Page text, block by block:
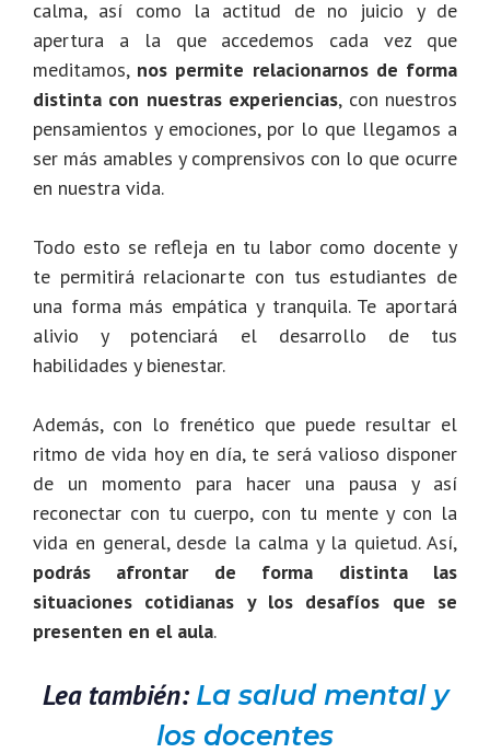
calma, así como la actitud de no juicio y de
apertura a la que accedemos cada vez que
meditamos, nos permite relacionarnos de forma
distinta con nuestras experiencias, con nuestros
pensamientos y emociones, por lo que llegamos a
ser más amables y comprensivos con lo que ocurre
en nuestra vida.
Todo esto se refleja en tu labor como docente y
te permitirá relacionarte con tus estudiantes de
una forma más empática y tranquila. Te aportará
alivio y potenciará el desarrollo de tus
habilidades y bienestar.
Además, con lo frenético que puede resultar el
ritmo de vida hoy en día, te será valioso disponer
de un momento para hacer una pausa y así
reconectar con tu cuerpo, con tu mente y con la
vida en general, desde la calma y la quietud. Así,
podrás afrontar de forma distinta las
situaciones cotidianas y los desafíos que se
presenten en el aula.
Lea también: La salud mental y
los docentes